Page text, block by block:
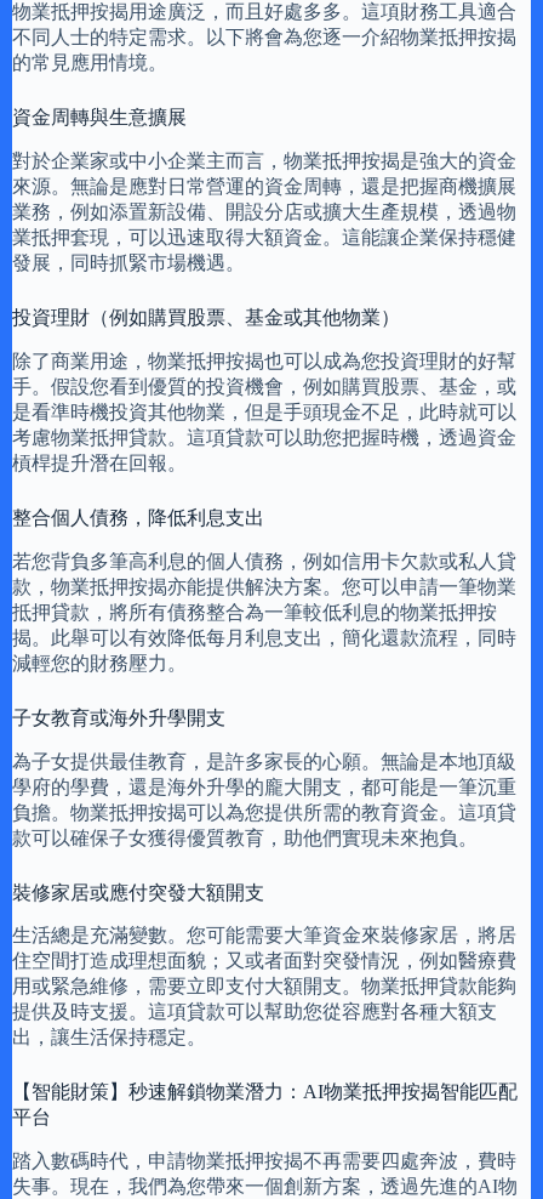
物業抵押按揭用途廣泛，而且好處多多。這項財務工具適合
不同人士的特定需求。以下將會為您逐一介紹物業抵押按揭
的常見應用情境。
資金周轉與生意擴展
對於企業家或中小企業主而言，物業抵押按揭是強大的資金
來源。無論是應對日常營運的資金周轉，還是把握商機擴展
業務，例如添置新設備、開設分店或擴大生產規模，透過物
業抵押套現，可以迅速取得大額資金。這能讓企業保持穩健
發展，同時抓緊市場機遇。
投資理財（例如購買股票、基金或其他物業）
除了商業用途，物業抵押按揭也可以成為您投資理財的好幫
手。假設您看到優質的投資機會，例如購買股票、基金，或
是看準時機投資其他物業，但是手頭現金不足，此時就可以
考慮物業抵押貸款。這項貸款可以助您把握時機，透過資金
槓桿提升潛在回報。
整合個人債務，降低利息支出
若您背負多筆高利息的個人債務，例如信用卡欠款或私人貸
款，物業抵押按揭亦能提供解決方案。您可以申請一筆物業
抵押貸款，將所有債務整合為一筆較低利息的物業抵押按
揭。此舉可以有效降低每月利息支出，簡化還款流程，同時
減輕您的財務壓力。
子女教育或海外升學開支
為子女提供最佳教育，是許多家長的心願。無論是本地頂級
學府的學費，還是海外升學的龐大開支，都可能是一筆沉重
負擔。物業抵押按揭可以為您提供所需的教育資金。這項貸
款可以確保子女獲得優質教育，助他們實現未來抱負。
裝修家居或應付突發大額開支
生活總是充滿變數。您可能需要大筆資金來裝修家居，將居
住空間打造成理想面貌；又或者面對突發情況，例如醫療費
用或緊急維修，需要立即支付大額開支。物業抵押貸款能夠
提供及時支援。這項貸款可以幫助您從容應對各種大額支
出，讓生活保持穩定。
【智能財策】秒速解鎖物業潛力：AI物業抵押按揭智能匹配
平台
踏入數碼時代，申請物業抵押按揭不再需要四處奔波，費時
失事。現在，我們為您帶來一個創新方案，透過先進的AI物